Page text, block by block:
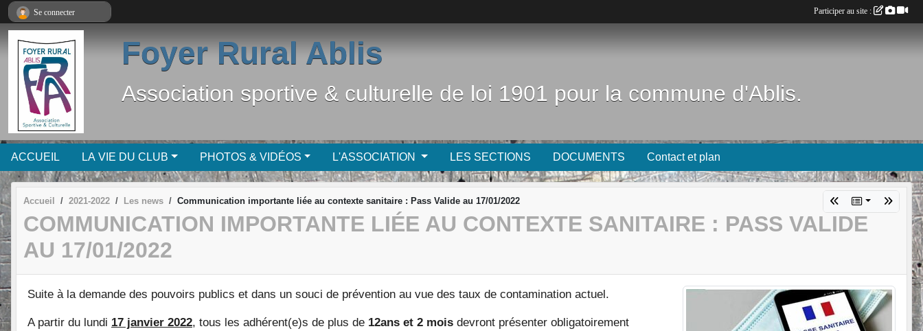
Foyer Rural Ablis
Association sportive & culturelle de loi 1901 pour la commune d'Ablis.
ACCUEIL LA VIE DU CLUB PHOTOS & VIDÉOS L'ASSOCIATION LES SECTIONS DOCUMENTS Contact et plan
Accueil 2021-2022 Les news Communication importante liée au contexte sanitaire : Pass Valide au 17/01/2022
COMMUNICATION IMPORTANTE LIÉE AU CONTEXTE SANITAIRE : PASS VALIDE
AU 17/01/2022
Suite à la demande des pouvoirs publics et dans un souci de prévention au vue des taux de contamination actuel.
A partir du lundi 17 janvier 2022, tous les adhérent(e)s de plus de 12ans et 2 mois devront présenter obligatoirement
Se connecter Participer au site :
Panneau de gestion des cookies